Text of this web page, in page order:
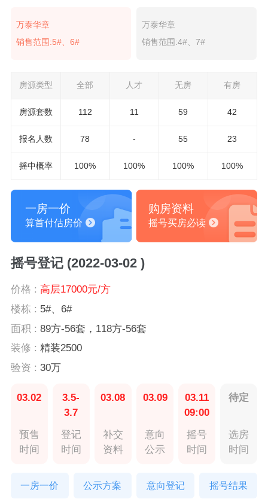
万泰华章
销售范围:5#、6#
万泰华章
销售范围:4#、7#
房源类型 全部 人才 无房 有房
房源套数 112 11 59 42
报名 人数 78 - 55 23
摇中概率 100% 100% 100% 100%
一房一价
算首付估房价
购房资料
摇号买房必读
摇号登记 (2022-03-02 )
价格 : 高层17000元/方
楼栋 : 5#、6#
面积 : 89方-56套，118方-56套
装修 : 精装2500
验资 : 30万
03.02
预售
时间
3.5-
3.7
登记
时间
03.08
补交
资料
03.09
意向
公示
03.11
09:00
摇号
时间
待定
选房
时间
一房一价 公示方案 意向登记 摇号结果